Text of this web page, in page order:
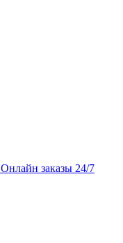
Онлайн заказы 24/7